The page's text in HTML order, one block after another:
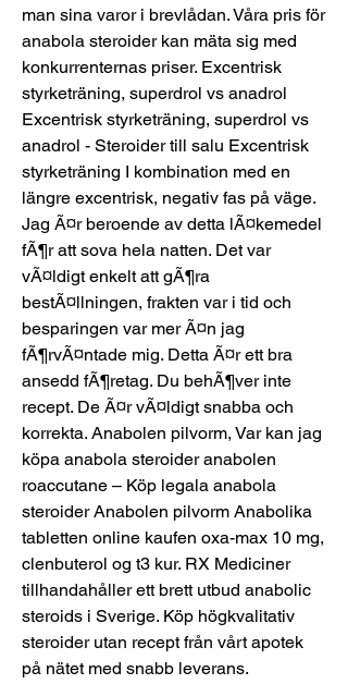
man sina varor i brevlådan. Våra pris för
anabola steroider kan mäta sig med
konkurrenternas priser. Excentrisk
styrketräning, superdrol vs anadrol
Excentrisk styrketräning, superdrol vs
anadrol - Steroider till salu Excentrisk
styrketräning I kombination med en
längre excentrisk, negativ fas på väge.
Jag Ã¤r beroende av detta lÃ¤kemedel
fÃ¶r att sova hela natten. Det var
vÃ¤ldigt enkelt att gÃ¶ra
bestÃ¤llningen, frakten var i tid och
besparingen var mer Ã¤n jag
fÃ¶rvÃ¤ntade mig. Detta Ã¤r ett bra
ansedd fÃ¶retag. Du behÃ¶ver inte
recept. De Ã¤r vÃ¤ldigt snabba och
korrekta. Anabolen pilvorm, Var kan jag
köpa anabola steroider anabolen
roaccutane – Köp legala anabola
steroider Anabolen pilvorm Anabolika
tabletten online kaufen oxa-max 10 mg,
clenbuterol og t3 kur. RX Mediciner
tillhandahåller ett brett utbud anabolic
steroids i Sverige. Köp högkvalitativ
steroider utan recept från vårt apotek
på nätet med snabb leverans.